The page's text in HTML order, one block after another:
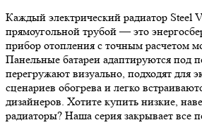
Каждый электрический радиатор Steel
прямоугольной трубой — это
прибор отопления с точным расчетом
Панельные батареи адаптируются под
перегружают визуально, подходят для
сценариев обогрева и легко
дизайнеров. Хотите купить низкие,
радиаторы? Наша серия закрывает все